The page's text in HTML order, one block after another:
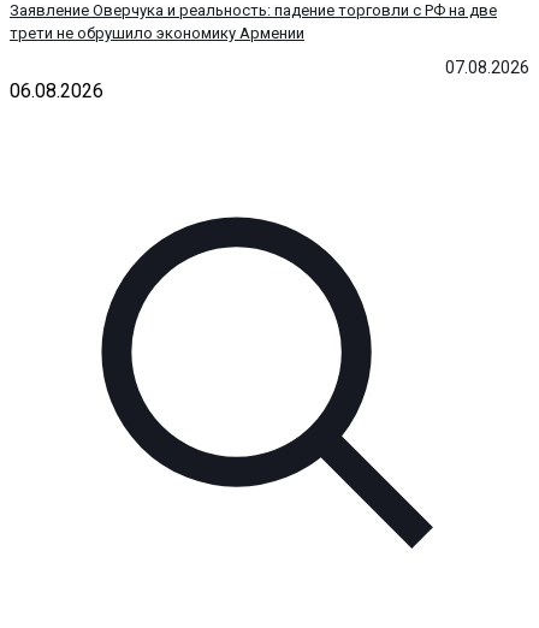
07.08.2026
Заявление Оверчука и реальность: падение торговли с РФ на две
трети не обрушило экономику Армении
06.08.2026